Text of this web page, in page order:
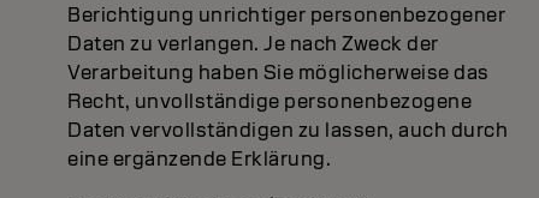
Berichtigung unrichtiger personenbezogener
Daten zu verlangen. Je nach Zweck der
Verarbeitung haben Sie möglicherweise das
Recht, unvollständige personenbezogene
Daten vervollständigen zu lassen, auch durch
eine ergänzende Erklärung.